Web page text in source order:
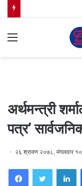
अर्थमन्त्री
पत्र’
२६ श्रावण २०७८, मंगलवार